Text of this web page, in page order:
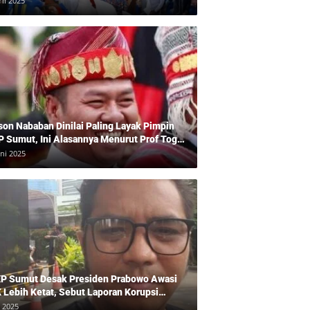
Nababan Dinilai Paling Layak Pimpin
Sumut, Ini Alasannya Menurut Prof Togu
2025
Sumut Desak Presiden Prabowo Awasi
Lebih Ketat, Sebut Laporan Korupsi
2025